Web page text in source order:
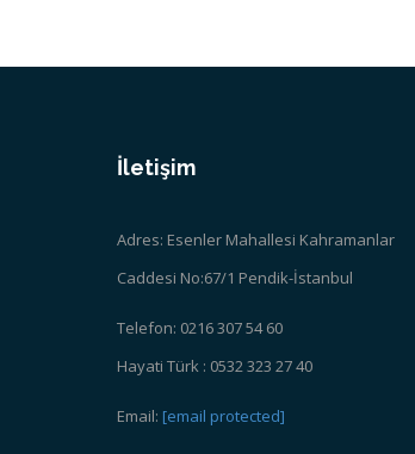
İletişim
Adres: Esenler Mahallesi Kahramanlar
Caddesi No:67/1 Pendik-İstanbul
Telefon: 0216 307 54 60
Hayati Türk : 0532 323 27 40
Email: [email protected]